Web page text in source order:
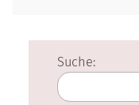
Suche: